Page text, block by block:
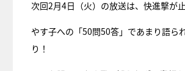
次回2月4日（火）の放送は、快進撃が
やす子への「50問50答」であまり語ら
り！